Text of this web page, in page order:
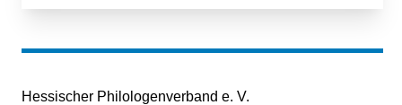
Hessischer Philologenverband e. V.